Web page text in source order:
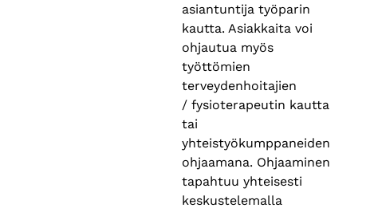
asiantuntija työparin
kautta. Asiakkaita voi
ohjautua myös
työttömien
terveydenhoitajien
/ fysioterapeutin kautta
tai
yhteistyökumppaneiden
ohjaamana. Ohjaaminen
tapahtuu yhteisesti
keskustelemalla